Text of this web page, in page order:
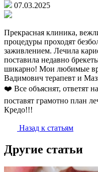
07.03.2025
Прекрасная клиника,
процедуры проходят
заживлением. Лечила
поставила недавно
шикарно! Мои любимые
Вадимович терапевт и
❤️ Все объяснят, ответят
поставят грамотно план
Кредо!!!
Назад к статьям
Другие статьи